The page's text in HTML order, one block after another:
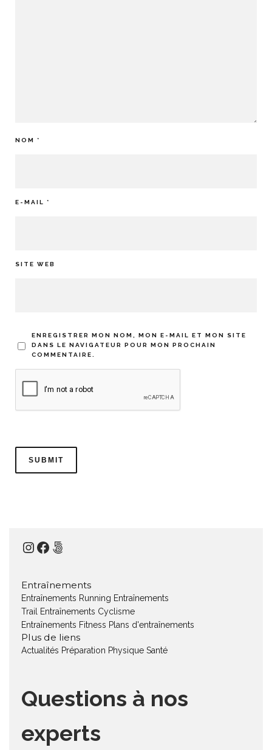
NOM *
E-MAIL *
SITE WEB
ENREGISTRER MON NOM, MON E-MAIL ET MON SITE
DANS LE NAVIGATEUR POUR MON PROCHAIN
COMMENTAIRE.
Instagram
Facebook
500px
Entraînements
Entraînements Running Entraînements
Trail
Entraînements Cyclisme
Entraînements Fitness Plans d'entraînements
Plus de liens
Actualités Préparation Physique Santé
Questions à nos
experts